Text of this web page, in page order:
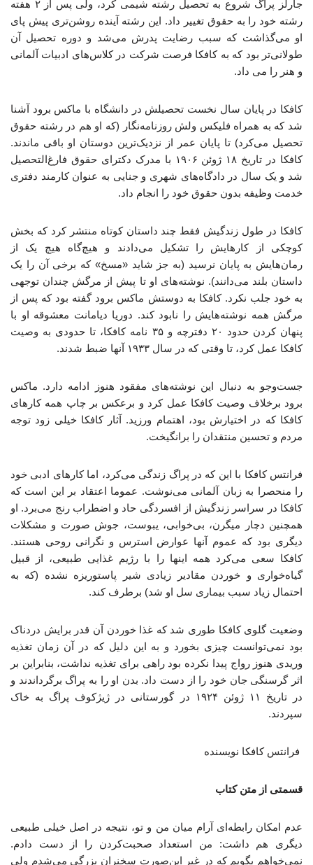
جارلز پراگ شروع به تحصیل رشته شیمی کرد، ولی پس از ۲ هفته
رشته خود را به حقوق تغییر داد. این رشته آینده روشن‌تری پیش پای
او می‌گذاشت که سبب رضایت پدرش می‌شد و دوره تحصیل آن
طولانی‌تر بود که به کافکا فرصت شرکت در کلاس‌های ادبیات آلمانی
و هنر را می داد.
کافکا در پایان سال نخست تحصیلش در دانشگاه با ماکس برود آشنا
شد که به همراه فلیکس ولش روزنامه‌نگار (که او هم در رشته حقوق
تحصیل می‌کرد) تا پایان عمر از نزدیک‌ترین دوستان او باقی ماندند.
کافکا در تاریخ ۱۸ ژوئن ۱۹۰۶ با مدرک دکترای حقوق فارغ‌التحصیل
شد و یک سال در دادگاه‌های شهری و جنایی به عنوان کارمند دفتری
خدمت وظیفه بدون حقوق خود را انجام داد.
کافکا در طول زندگیش فقط چند داستان کوتاه منتشر کرد که بخش
کوچکی از کارهایش را تشکیل می‌دادند و هیچ‌گاه هیچ یک از
رمان‌هایش به پایان نرسید (به جز شاید «مسخ» که برخی آن را یک
داستان بلند می‌دانند). نوشته‌های او تا پیش از مرگش چندان توجهی
به خود جلب نکرد. کافکا به دوستش ماکس برود گفته بود که پس از
مرگش همه نوشته‌هایش را نابود کند. دوریا دیامانت معشوقه او با
پنهان کردن حدود ۲۰ دفترچه و ۳۵ نامه کافکا، تا حدودی به وصیت
کافکا عمل کرد، تا وقتی که در سال ۱۹۳۳ آنها ضبط شدند.
جست‌وجو به دنبال این نوشته‌های مفقود هنوز ادامه دارد. ماکس
برود برخلاف وصیت کافکا عمل کرد و برعکس بر چاپ همه کارهای
کافکا که در اختیارش بود، اهتمام ورزید. آثار کافکا خیلی زود توجه
مردم و تحسین منتقدان را برانگیخت.
فرانتس کافکا با این که در پراگ زندگی می‌کرد، اما کارهای ادبی خود
را منحصرا به زبان آلمانی می‌نوشت. عموما اعتقاد بر این است که
کافکا در سراسر زندگیش از افسردگی حاد و اضطراب رنج می‌برد. او
همچنین دچار میگرن، بی‌خوابی، یبوست، جوش صورت و مشکلات
دیگری بود که عموم آنها عوارض استرس و نگرانی روحی هستند.
کافکا سعی می‌کرد همه اینها را با رژیم غذایی طبیعی، از قبیل
گیاه‌خواری و خوردن مقادیر زیادی شیر پاستوریزه نشده (که به
احتمال زیاد سبب بیماری سل او شد) برطرف کند.
وضعیت گلوی کافکا طوری شد که غذا خوردن آن قدر برایش دردناک
بود نمی‌توانست چیزی بخورد و به این دلیل که در آن زمان تغذیه
وریدی هنوز رواج پیدا نکرده بود راهی برای تغذیه نداشت، بنابراین بر
اثر گرسنگی جان خود را از دست داد. بدن او را به پراگ برگرداندند و
در تاریخ ۱۱ ژوئن ۱۹۲۴ در گورستانی در ژیژکوف پراگ به خاک
سپردند.
فرانتس کافکا نویسنده
قسمتی از متن کتاب
عدم امکان رابطه‌ای آرام میان من و تو، نتیجه در اصل خیلی طبیعی
دیگری هم داشت: من استعداد صحبت‌کردن را از دست دادم.
نمی‌خواهم بگویم که در غیر این‌صورت سخنران بزرگی می‌شدم ولی